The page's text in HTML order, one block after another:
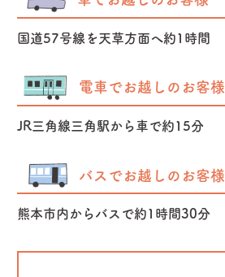
国道57号線を天草方面へ約1時間
電車でお越しのお客様
JR三角線三角駅から車で約15分
バスでお越しのお客様
熊本市内からバスで約1時間30分